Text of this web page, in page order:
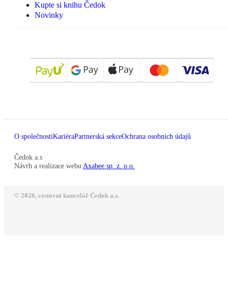
Kupte si knihu Čedok
Novinky
O společnostiKariéraPartnerská sekceOchrana osobních údajů
Čedok a.s
Návrh a realizace webu Axabee sp. z. o.o.
© 2026, cestovní kancelář Čedok a.s.